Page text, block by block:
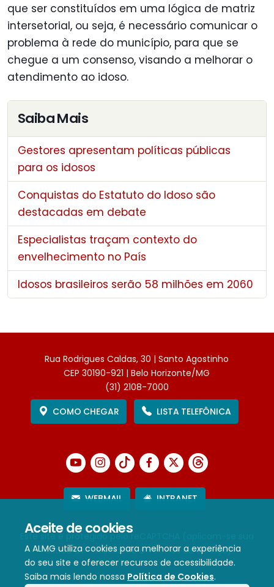
Aceite de cookies
A ALMG utiliza cookies para melhorar a experiência
do seu site e oferecer recursos de acessibilidade.
Saiba mais lendo nossa Política de Cookies.
que ser constituídos em uma lógica de matriz
intersetorial, ou seja, é necessário comunicar o
problema à rede do município, para que se
chegue a um consenso, visando a melhorar o
atendimento ao idoso.
Saiba Mais
Gestores apresentam políticas públicas
para os idosos
Conquistas do Estatuto do Idoso são
destacadas em debate
Especialistas traçam contexto do
envelhecimento no País
Idosos brasileiros serão 58 milhões em 2060
Rua Rodrigues Caldas, 30 | Santo Agostinho
CEP 30190-921 | Belo Horizonte/MG
(31) 2108-7000
COMO CHEGAR
LISTA TELEFÔNICA
WEBMAIL INTRANET
Este site é protegido pelo reCAPTCHA (aplicam-se sua
Política de PrivacidadeeTermos de Serviço).